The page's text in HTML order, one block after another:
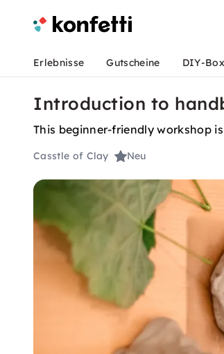
Erlebnisse Gutscheine DIY-
Introduction to
This beginner-friendly workshop
Casstle of Clay Neu